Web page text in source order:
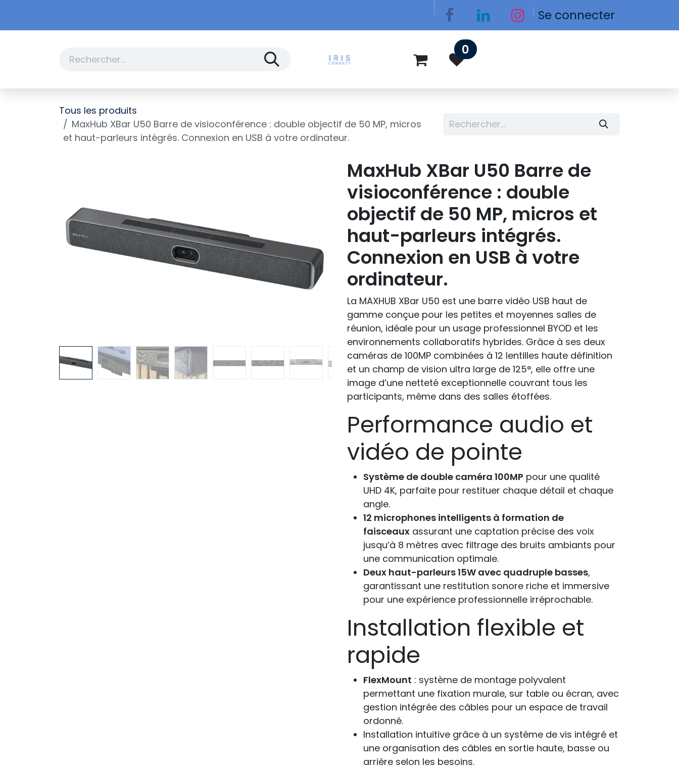
Se connecter
0
Tous les produits
MaxHub XBar U50 Barre de visioconférence : double objectif de 50 MP, micros
et haut-parleurs intégrés. Connexion en USB à votre ordinateur.
MaxHub XBar U50 Barre de
visioconférence : double
objectif de 50 MP, micros et
haut-parleurs intégrés.
Connexion en USB à votre
ordinateur.
La MAXHUB XBar U50 est une barre vidéo USB haut de
gamme conçue pour les petites et moyennes salles de
réunion, idéale pour un usage professionnel BYOD et les
environnements collaboratifs hybrides. Grâce à ses deux
caméras de 100MP combinées à 12 lentilles haute définition
et un champ de vision ultra large de 125°, elle offre une
image d’une netteté exceptionnelle couvrant tous les
participants, même dans des salles étoffées.
Performance audio et
vidéo de pointe
Système de double caméra 100MP pour une qualité
UHD 4K, parfaite pour restituer chaque détail et chaque
angle.
12 microphones intelligents à formation de
faisceaux assurant une captation précise des voix
jusqu’à 8 mètres avec filtrage des bruits ambiants pour
une communication optimale.
Deux haut-parleurs 15W avec quadruple basses,
garantissant une restitution sonore riche et immersive
pour une expérience professionnelle irréprochable.
Installation flexible et
rapide
FlexMount : système de montage polyvalent
permettant une fixation murale, sur table ou écran, avec
gestion intégrée des câbles pour un espace de travail
ordonné.
Installation intuitive grâce à un système de vis intégré et
une organisation des câbles en sortie haute, basse ou
arrière selon les besoins.